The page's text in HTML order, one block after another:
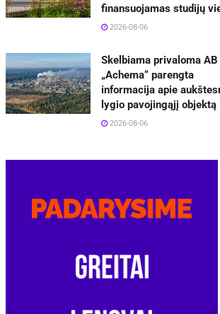
finansuojamas studijų
2026-08-06
Skelbiama privaloma AB
„Achema“ parengta
informacija apie
lygio pavojingąjį objektą
2026-08-06